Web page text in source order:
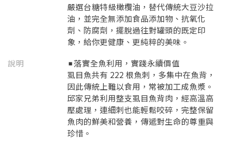
嚴選台糖特級橄欖油，替代傳統大豆沙拉
油，並完全無添加食品添加物、抗氧化
劑、防腐劑，擺脫過往對罐頭的既定印
象，給你更健康、更純粹的美味。
說明
◾️落實全魚利用，實踐永續價值
虱目魚共有 222 根魚刺，多集中在魚背，
因此傳統上難以食用，常被加工成魚漿。
邱家兄弟利用整支虱目魚背肉，經高溫高
壓處理，連細刺也能輕鬆咬碎，完整保留
魚肉的鮮美和營養，傳遞對生命的尊重與
珍惜。